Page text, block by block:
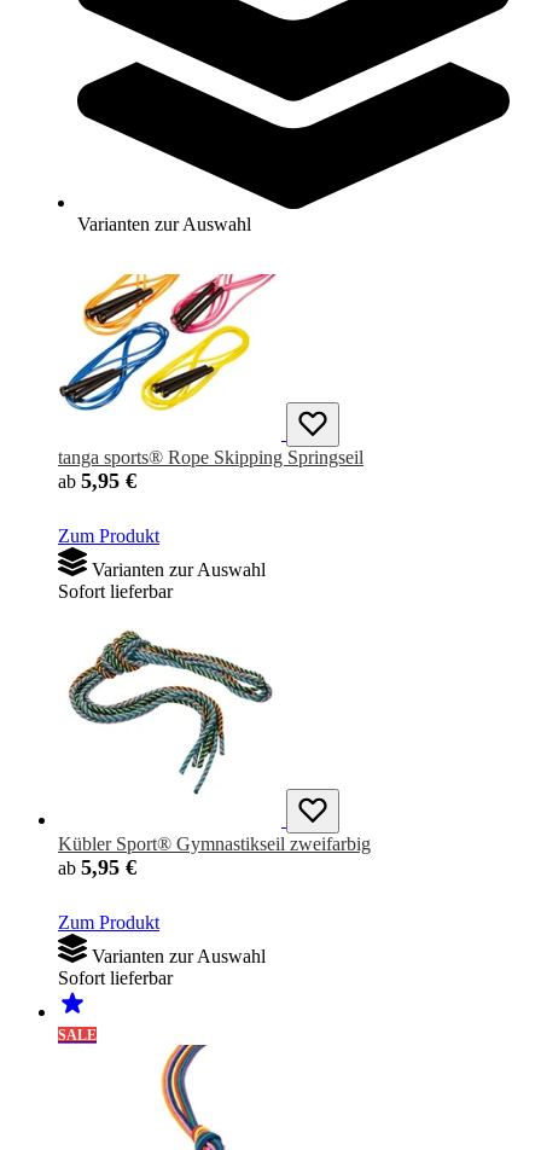
Varianten zur Auswahl
Kübler Sport® Springseil klassisch
3,50 €
Zum Produkt
Varianten zur Auswahl
tanga sports® Rope Skipping Springseil
ab 5,95 €
Zum Produkt
Varianten zur Auswahl
Sofort lieferbar
Kübler Sport® Gymnastikseil zweifarbig
ab 5,95 €
Zum Produkt
Varianten zur Auswahl
Sofort lieferbar
SALE